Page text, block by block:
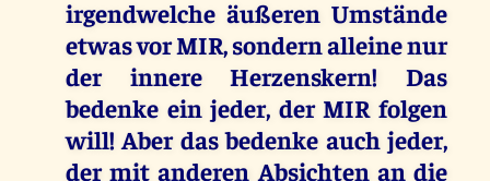
irgendwelche äußeren Umstände
etwas vor MIR, sondern alleine nur
der innere Herzenskern! Das
bedenke ein jeder, der MIR folgen
will! Aber das bedenke auch jeder,
der mit anderen Absichten an die